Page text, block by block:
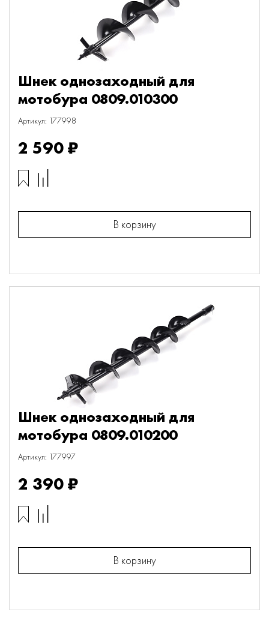
Шнек однозаходный для
мотобура 0809.010300
Артикул: 177998
2 590 ₽
В корзину
Шнек однозаходный для
мотобура 0809.010200
Артикул: 177997
2 390 ₽
В корзину